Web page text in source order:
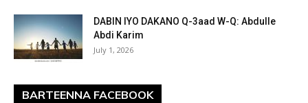
DABIN IYO DAKANO Q-3aad W-Q: Abdulle
Abdi Karim
July 1, 2026
BARTEENNA FACEBOOK